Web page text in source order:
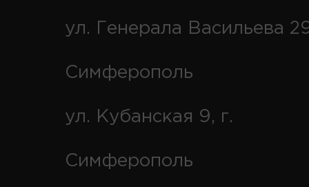
ул. Генерала Васильева
Симферополь
ул. Кубанская 9, г.
Симферополь